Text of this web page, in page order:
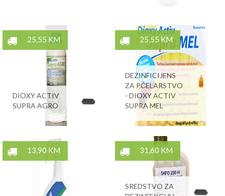
25,55 KM
DIOXY ACTIV
SUPRA AGRO
25,55 KM
DEZINFICIJENS
ZA PČELARSTVO
- DIOXY ACTIV
SUPRA MEL
13,90 KM 31,60 KM
SREDSTVO ZA